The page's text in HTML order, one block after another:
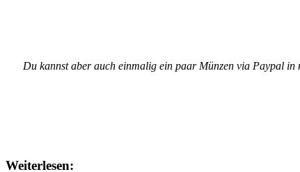
Du kannst aber auch einmalig ein paar Münzen via Paypal in
Weiterlesen: